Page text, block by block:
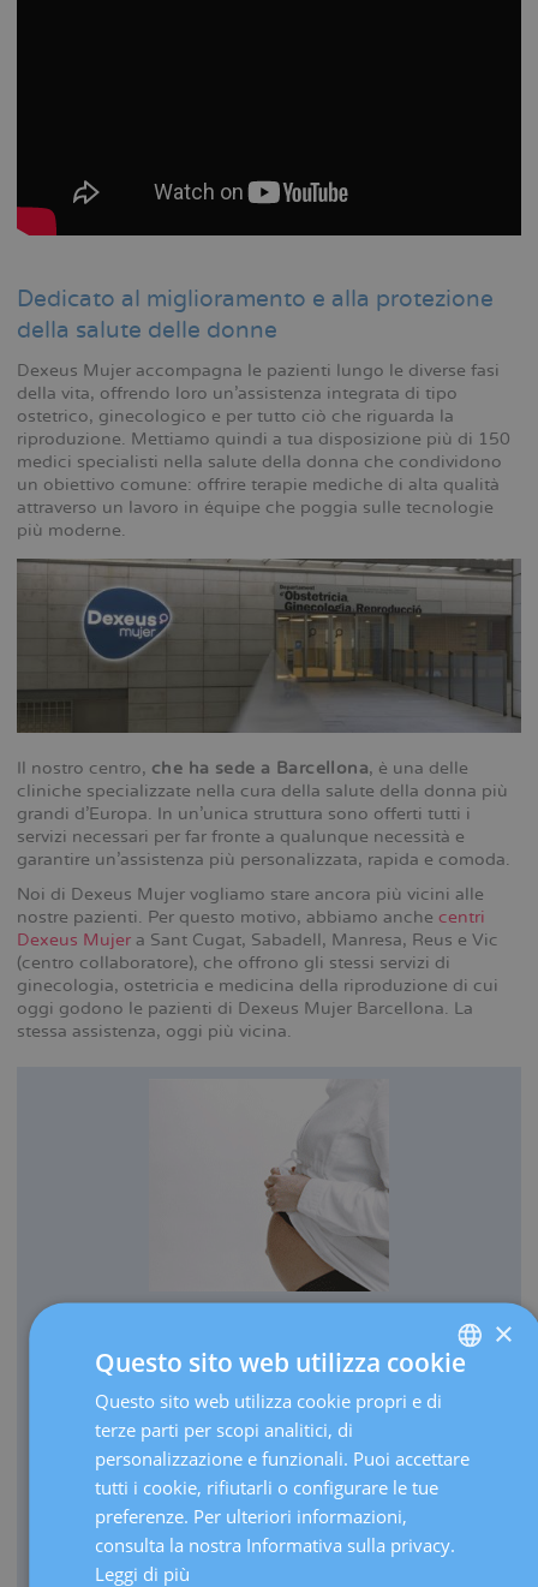
Dedicato al miglioramento e alla protezione
della salute delle donne
Dexeus Mujer accompagna le pazienti lungo le diverse fasi
della vita, offrendo loro un’assistenza integrata di tipo
ostetrico, ginecologico e per tutto ciò che riguarda la
riproduzione. Mettiamo quindi a tua disposizione più di 150
medici specialisti nella salute della donna che condividono
un obiettivo comune: offrire terapie mediche di alta qualità
attraverso un lavoro in équipe che poggia sulle tecnologie
più moderne.
Il nostro centro, che ha sede a Barcellona, è una delle
cliniche specializzate nella cura della salute della donna più
grandi d’Europa. In un’unica struttura sono offerti tutti i
servizi necessari per far fronte a qualunque necessità e
garantire un’assistenza più personalizzata, rapida e comoda.
Noi di Dexeus Mujer vogliamo stare ancora più vicini alle
nostre pazienti. Per questo motivo, abbiamo anche centri
Dexeus Mujer a Sant Cugat, Sabadell, Manresa, Reus e Vic
(centro collaboratore), che offrono gli stessi servizi di
ginecologia, ostetricia e medicina della riproduzione di cui
oggi godono le pazienti di Dexeus Mujer Barcellona. La
stessa assistenza, oggi più vicina.
OSTETRICIA
Ogni anno facciamo nascere più di 3.000 bambini.
Annualmente, effettuiamo più di 30.000 ecografie in
corso di gravidanza.
In quanto centro di riferimento, eseguiamo oltre 3.000
visite l’anno per gravidanze ad alto rischio.
Disponiamo di un’Unità di terapia intensiva (UTI)
neonatale di terzo livello in grado di far fronte a parti
SPANISH
DEUTSCH
×
Questo sito web utilizza cookie
Questo sito web utilizza cookie propri e di
terze parti per scopi analitici, di
personalizzazione e funzionali. Puoi accettare
tutti i cookie, rifiutarli o configurare le tue
preferenze. Per ulteriori informazioni,
consulta la nostra Informativa sulla privacy.
Leggi di più